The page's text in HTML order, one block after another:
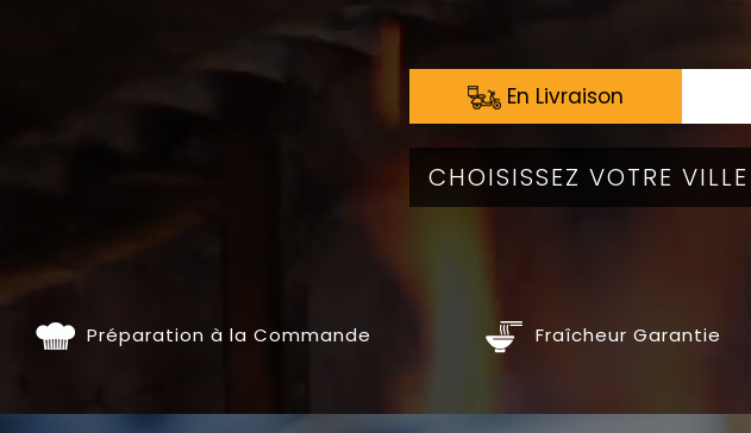
En Livraison
Préparation à la Commande Fraîcheur Garantie